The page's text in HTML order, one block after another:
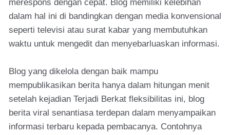
merespons dengan cepat. Blog memiliki kelebihan
dalam hal ini di bandingkan dengan media konvensional
seperti televisi atau surat kabar yang membutuhkan
waktu untuk mengedit dan menyebarluaskan informasi.
Blog yang dikelola dengan baik mampu
mempublikasikan berita hanya dalam hitungan menit
setelah kejadian Terjadi Berkat fleksibilitas ini, blog
berita viral senantiasa terdepan dalam menyampaikan
informasi terbaru kepada pembacanya. Contohnya